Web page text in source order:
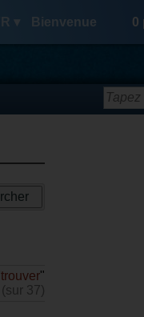
▾ Bienvenue 0
trouver"
37)